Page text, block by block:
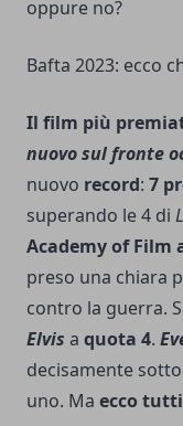
oppure no?
Bafta 2023: ecco
Il film più
nuovo sul fronte
nuovo record: 7
superando le 4 di
Academy of Film
preso una chiara
contro la guerra.
Elvis a quota 4.
decisamente
uno. Ma ecco